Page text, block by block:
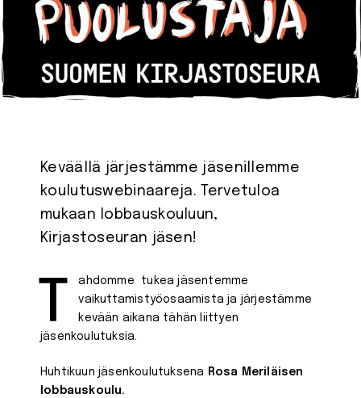
Keväällä järjestämme jäsenillemme
koulutuswebinaareja. Tervetuloa
mukaan lobbauskouluun,
Kirjastoseuran jäsen!
Tahdomme tukea jäsentemme
vaikuttamistyöosaamista ja järjestämme
kevään aikana tähän liittyen
jäsenkoulutuksia.
Huhtikuun jäsenkoulutuksena Rosa Meriläisen
lobbauskoulu.